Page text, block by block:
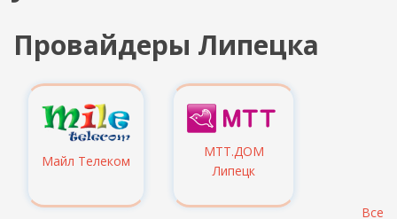
Провайдеры Липецка
Майл Телеком
МТТ.ДОМ
Липецк
Все